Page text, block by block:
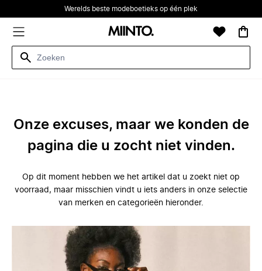
Werelds beste modeboetieks op één plek
Onze excuses, maar we konden de
pagina die u zocht niet vinden.
Op dit moment hebben we het artikel dat u zoekt niet op
voorraad, maar misschien vindt u iets anders in onze selectie
van merken en categorieën hieronder.